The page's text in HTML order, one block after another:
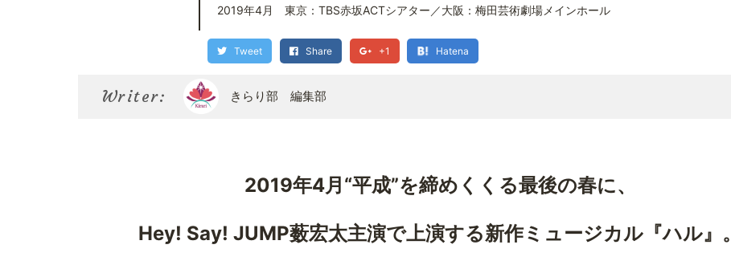
2019年4月 東京：TBS赤坂ACTシアター／大阪：梅田芸術劇場メインホール
Tweet Share +1 Hatena
Writer: きらり部 編集部
2019年4月“平成”を締めくくる最後の春に、
Hey! Say! JUMP薮宏太主演で上演する新作ミュージカル『ハル』。